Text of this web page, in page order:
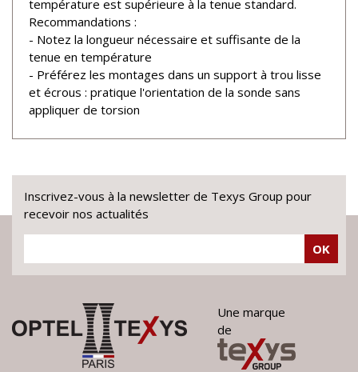
température est supérieure à la tenue standard.
Recommandations :
- Notez la longueur nécessaire et suffisante de la
tenue en température
- Préférez les montages dans un support à trou lisse
et écrous : pratique l'orientation de la sonde sans
appliquer de torsion
Inscrivez-vous à la newsletter de Texys Group pour
recevoir nos actualités
OK
Une marque
de